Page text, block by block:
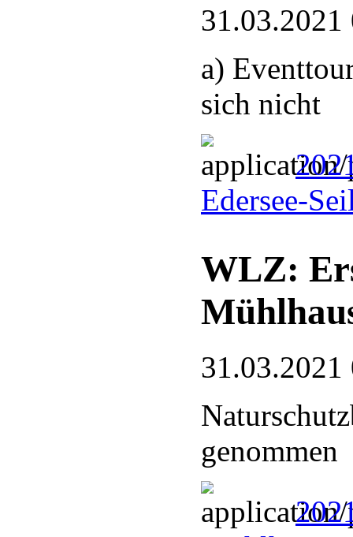
31.03.2021
a)
sich nicht
Edersee-
WLZ:
31.03.2021
genommen